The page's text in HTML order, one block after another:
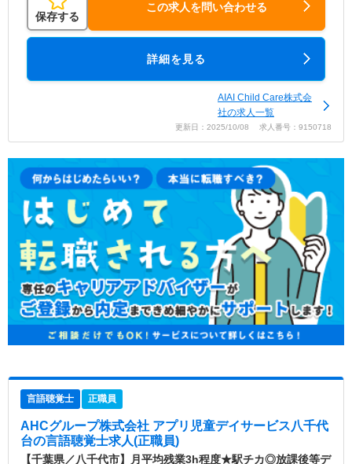
保存する
この求人を問い合わせる
詳細を見る
AIAI Child Care株式会
社の求人一覧
更新日：2025/10/08 求人番号：9150718
言語聴覚士 正職員
AHCグループ株式会社 アプリ児童デイサービス八千代
台の言語聴覚士求人(正職員)
【千葉県／八千代市】月平均残業3h程度★駅チカ◎放課後等デ